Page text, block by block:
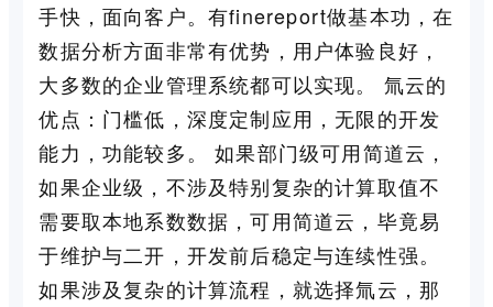
手快，面向客户。有finereport做基本功，在
数据分析方面非常有优势，用户体验良好，
大多数的企业管理系统都可以实现。 氚云的
优点：门槛低，深度定制应用，无限的开发
能力，功能较多。 如果部门级可用简道云，
如果企业级，不涉及特别复杂的计算取值不
需要取本地系数数据，可用简道云，毕竟易
于维护与二开，开发前后稳定与连续性强。
如果涉及复杂的计算流程，就选择氚云，那